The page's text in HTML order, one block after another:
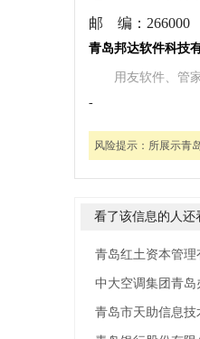
邮 编： 266000
青岛邦达软件科技
用友软件、管
-
风险提示： 所展示青
看了该信息的人还
青岛红土资本管理
中大空调集团青岛
青岛市天助信息技